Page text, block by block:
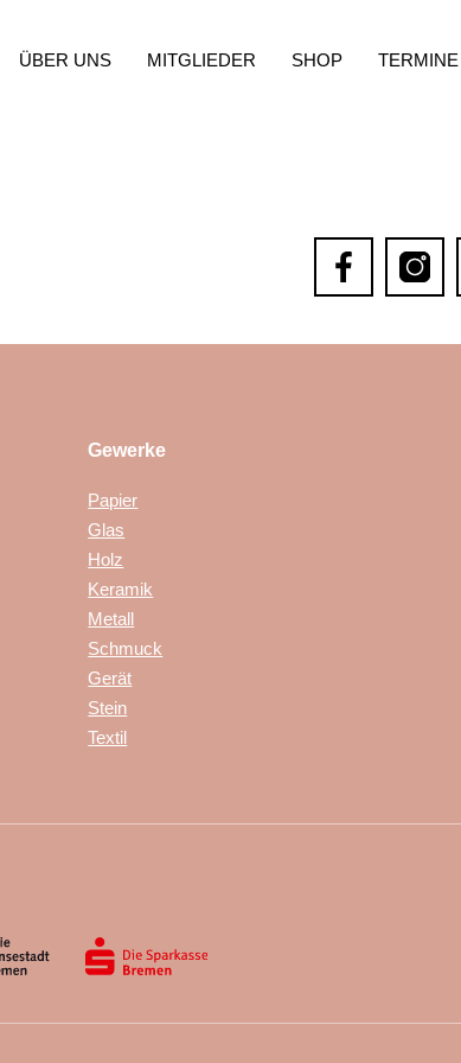
ÜBER UNS MITGLIEDER SHOP TERMINE
Gewerke
Papier
Glas
Holz
Keramik
Metall
Schmuck
Gerät
Stein
Textil